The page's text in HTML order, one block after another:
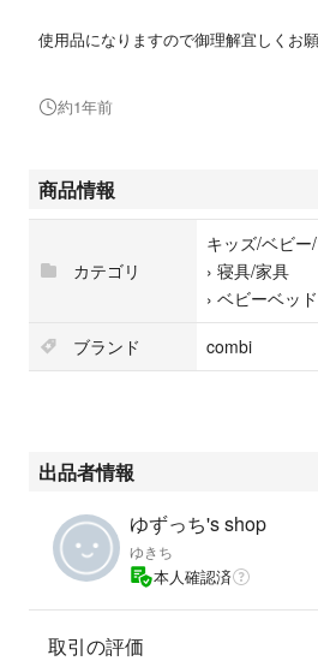
使用品になりますので御理解宜しくお願
約1年前
商品情報
カテゴリ
キッズ/ベビー
› 寝具/家具
› ベビーベッド
ブランド
combi
出品者情報
ゆずっち's shop
ゆきち
本人確認済
取引の評価